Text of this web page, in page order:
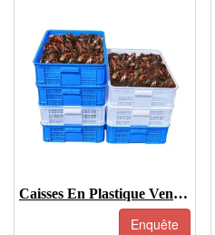
Caisses En Plastique Ventilées Pour Crevettes
Enquête